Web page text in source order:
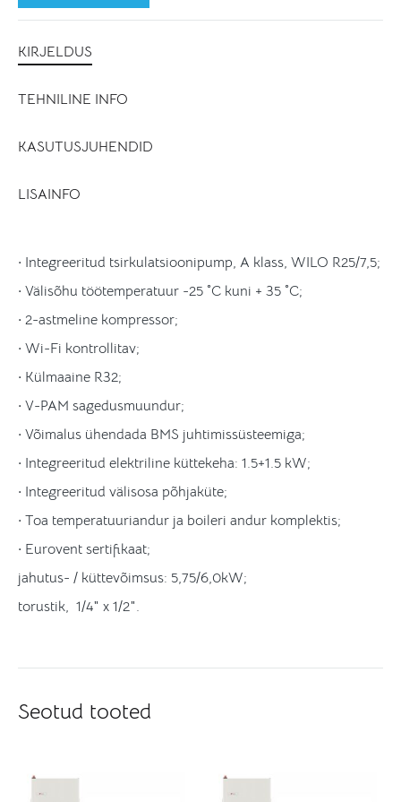
KIRJELDUS
TEHNILINE INFO
KASUTUSJUHENDID
LISAINFO
· Integreeritud tsirkulatsioonipump, A klass, WILO R25/7,5;
· Välisõhu töötemperatuur -25 ˚C kuni + 35 ˚C;
· 2-astmeline kompressor;
· Wi-Fi kontrollitav;
· Külmaaine R32;
· V-PAM sagedusmuundur;
· Võimalus ühendada BMS juhtimissüsteemiga;
· Integreeritud elektriline küttekeha: 1.5+1.5 kW;
· Integreeritud välisosa põhjaküte;
· Toa temperatuuriandur ja boileri andur komplektis;
· Eurovent sertifikaat;
jahutus- / küttevõimsus: 5,75/6,0kW;
torustik, 1/4″ x 1/2″.
Seotud tooted